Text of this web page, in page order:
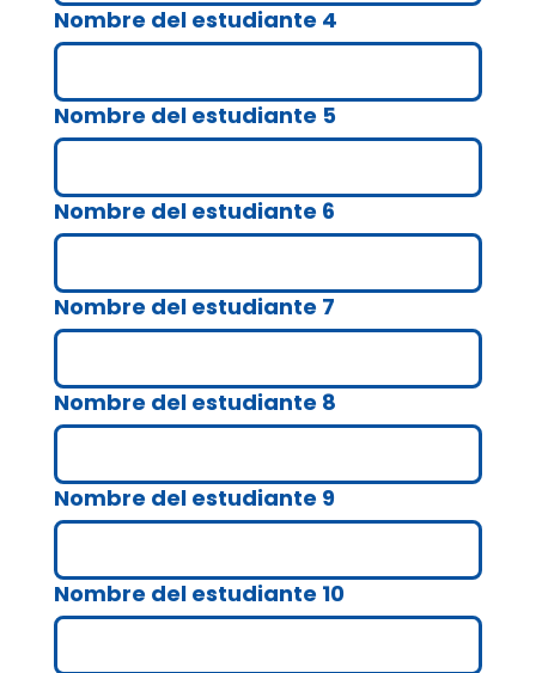
Nombre del estudiante 4
Nombre del estudiante 5
Nombre del estudiante 6
Nombre del estudiante 7
Nombre del estudiante 8
Nombre del estudiante 9
Nombre del estudiante 10